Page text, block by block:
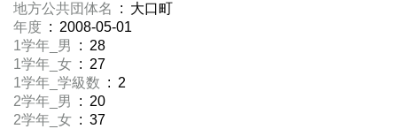
地方公共団体名
: 大口町
年度 : 2008-05-01
1学年_男
: 28
1学年_女 : 27
1学年_学級数 : 2
2学年_男
: 20
2学年_女 : 37